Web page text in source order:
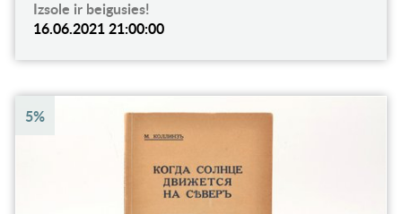
Izsole ir beigusies!
16.06.2021 21:00:00
5%